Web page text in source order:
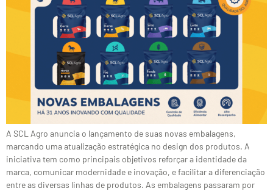
A SCL Agro anuncia o lançamento de suas novas embalagens,
marcando uma atualização estratégica no design dos produtos. A
iniciativa tem como principais objetivos reforçar a identidade da
marca, comunicar modernidade e inovação, e facilitar a diferenciação
entre as diversas linhas de produtos. As embalagens passaram por